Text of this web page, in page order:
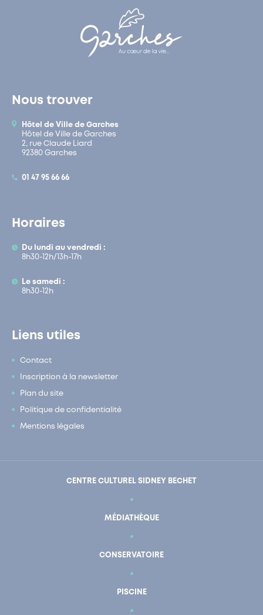
Nous trouver
Hôtel de Ville de Garches
Hôtel de Ville de Garches
2, rue Claude Liard
92380 Garches
01 47 95 66 66
Horaires
Du lundi au vendredi :
8h30-12h/13h-17h
Le samedi :
8h30-12h
Liens utiles
Contact
Inscription à la newsletter
Plan du site
Politique de confidentialité
Mentions légales
CENTRE CULTUREL SIDNEY BECHET
MÉDIATHÈQUE
CONSERVATOIRE
PISCINE